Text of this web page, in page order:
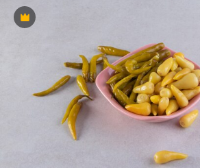
Premium